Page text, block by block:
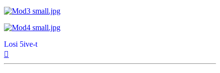
Losi 5ive-t